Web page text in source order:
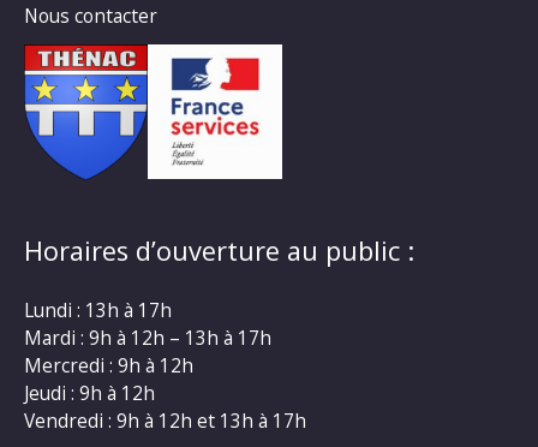
Nous contacter
Horaires d’ouverture au public :
Lundi : 13h à 17h
Mardi : 9h à 12h – 13h à 17h
Mercredi : 9h à 12h
Jeudi : 9h à 12h
Vendredi : 9h à 12h et 13h à 17h